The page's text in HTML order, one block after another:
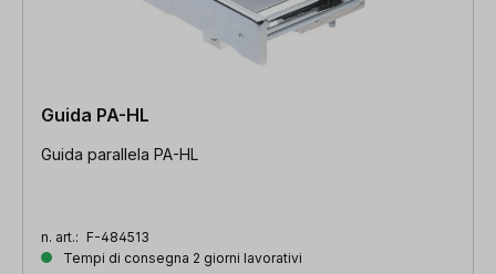
Guida PA-HL
Guida parallela PA-HL
n. art.: F-484513
Tempi di consegna 2 giorni lavorativi